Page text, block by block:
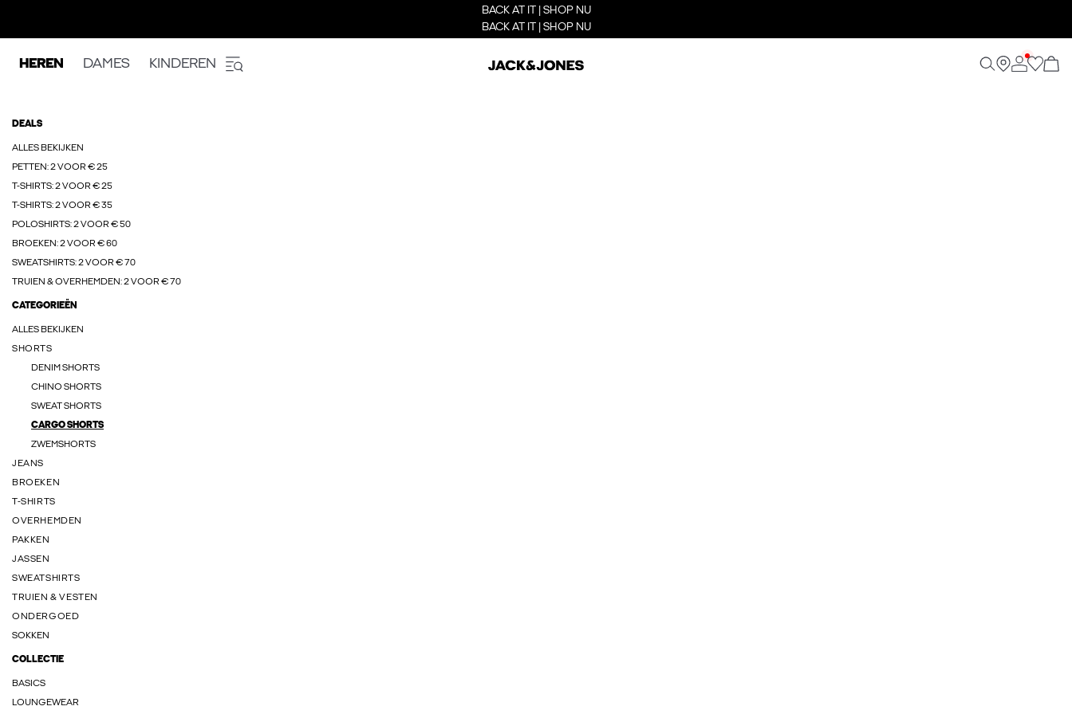
BACK AT IT | SHOP NU
BACK AT IT | SHOP NU
HEREN DAMES KINDEREN
DEALS
ALLES BEKIJKEN
PETTEN: 2 VOOR € 25
T-SHIRTS: 2 VOOR € 25
T-SHIRTS: 2 VOOR € 35
POLOSHIRTS: 2 VOOR € 50
BROEKEN: 2 VOOR € 60
SWEATSHIRTS: 2 VOOR € 70
TRUIEN & OVERHEMDEN: 2 VOOR € 70
CATEGORIEËN
ALLES BEKIJKEN
SHORTS
DENIM SHORTS
CHINO SHORTS
SWEAT SHORTS
CARGO SHORTS
ZWEMSHORTS
JEANS
BROEKEN
T-SHIRTS
OVERHEMDEN
PAKKEN
JASSEN
SWEATSHIRTS
TRUIEN & VESTEN
ONDERGOED
SOKKEN
COLLECTIE
BASICS
LOUNGEWEAR